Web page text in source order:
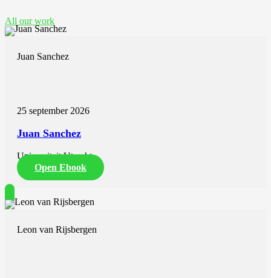
All our work
Juan Sanchez
25 september 2026
Juan Sanchez
Universiteit Utrecht
Open Ebook
Leon van Rijsbergen